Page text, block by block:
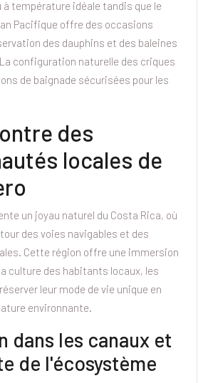
température idéale tandis que le
Pacifique offre des occasions
des dauphins et des baleines
configuration naturelle des criques
de baignade sécurisées pour les
des
locales de
un joyau naturel du Costa Rica, où
des voies navigables et des
Cette région offre une immersion
culture des habitants locaux, les
leur mode de vie unique en
environnante.
dans les canaux et
de l'écosystème